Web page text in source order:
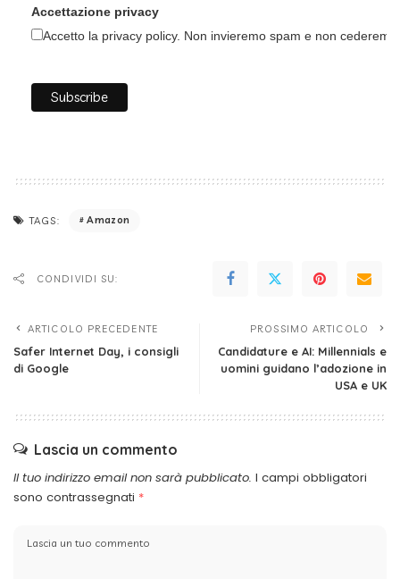
Accettazione privacy
Accetto la privacy policy. Non invieremo spam e non
TAGS: Amazon
CONDIVIDI SU:
ARTICOLO PRECEDENTE
Safer Internet Day, i consigli
di Google
PROSSIMO ARTICOLO
Candidature e AI: Millennials e
uomini guidano l’adozione in
USA e UK
Lascia un commento
Il tuo indirizzo email non sarà pubblicato. I campi obbligatori
sono contrassegnati *